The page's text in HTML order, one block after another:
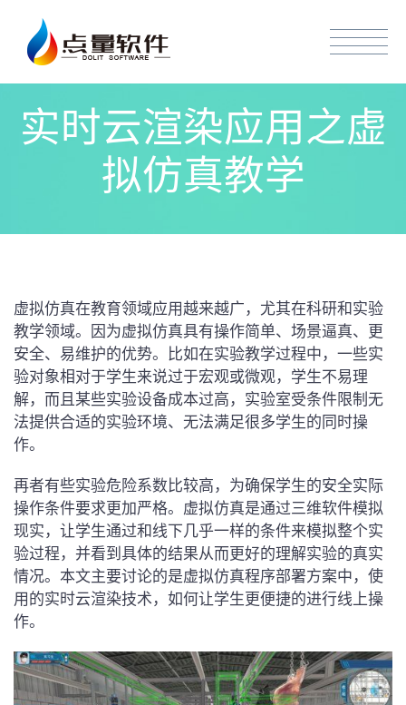
实时云渲染应用之虚
拟仿真教学
虚拟仿真在教育领域应用越来越广，尤其在科研和实验
教学领域。因为虚拟仿真具有操作简单、场景逼真、更
安全、易维护的优势。比如在实验教学过程中，一些实
验对象相对于学生来说过于宏观或微观，学生不易理
解，而且某些实验设备成本过高，实验室受条件限制无
法提供合适的实验环境、无法满足很多学生的同时操
作。
再者有些实验危险系数比较高，为确保学生的安全实际
操作条件要求更加严格。虚拟仿真是通过三维软件模拟
现实，让学生通过和线下几乎一样的条件来模拟整个实
验过程，并看到具体的结果从而更好的理解实验的真实
情况。本文主要讨论的是虚拟仿真程序部署方案中，使
用的实时云渲染技术，如何让学生更便捷的进行线上操
作。